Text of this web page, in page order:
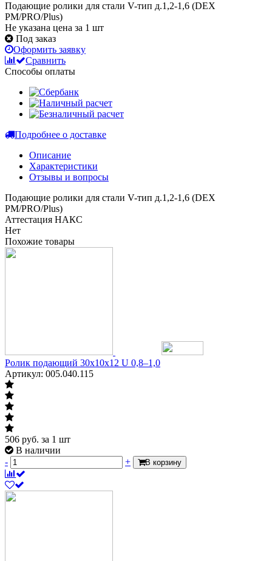
Подающие ролики для стали V-тип д.1,2-1,6 (DEX
PM/PRO/Plus)
Не указана цена за 1 шт
Под заказ
Оформить заявку
Сравнить
Способы оплаты
Подробнее о доставке
Описание
Характеристики
Отзывы и вопросы
Подающие ролики для стали V-тип д.1,2-1,6 (DEX
PM/PRO/Plus)
Аттестация НАКС
Нет
Похожие товары
Ролик подающий 30х10х12 U 0,8–1,0
Артикул: 005.040.115
506 руб. за 1 шт
В наличии
-
+ В корзину